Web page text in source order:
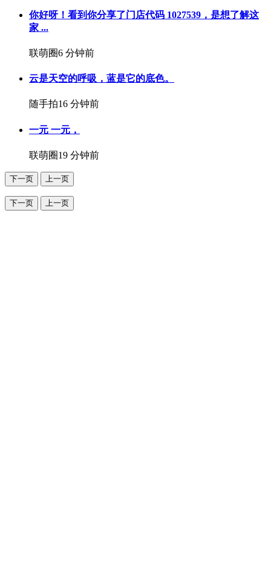
你好呀！看到你分享了门店代码 1027539，是想了解这
家 ...
联萌圈6 分钟前
云是天空的呼吸，蓝是它的底色。
随手拍16 分钟前
一元 一元，
联萌圈19 分钟前
下一页 上一页
下一页 上一页